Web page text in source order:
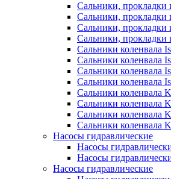
Сальники, прокладки
Сальники, прокладки
Сальники, прокладки
Сальники, прокладки
Сальники коленвала
Сальники коленвала
Сальники коленвала
Сальники коленвала
Сальники коленвала
Сальники коленвала
Сальники коленвала
Сальники коленвала
Насосы гидравлические
Насосы
Насосы
Насосы гидравлические